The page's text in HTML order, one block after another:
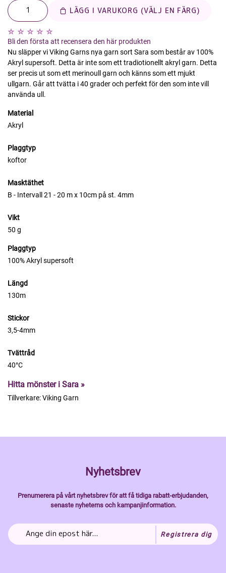
LÄGG I VARUKORG (VÄLJ EN FÄRG)
Bli den första att recensera den här produkten
Nu släpper vi Viking Garns nya garn sort Sara som består av 100%
Akryl supersoft. Detta är inte som ett tradiotionellt akryl garn. Detta
ser precis ut som ett merinoull garn och känns som ett mjukt
ullgarn. Går att tvätta i 40 grader och perfekt för den som inte vill
använda ull.
Material
Akryl
Plaggtyp
koftor
Masktäthet
B - Intervall 21 - 20 m x 10cm på st. 4mm
Vikt
50 g
Plaggtyp
100% Akryl supersoft
Längd
130m
Stickor
3,5-4mm
Tvättråd
40°C
Hitta mönster i Sara »
Tillverkare:Viking Garn
Nyhetsbrev
Prenumerera på vårt nyhetsbrev för att få tidiga rabatt-erbjudanden,
senaste nyheterns och kampanjinformation.
Registrera dig